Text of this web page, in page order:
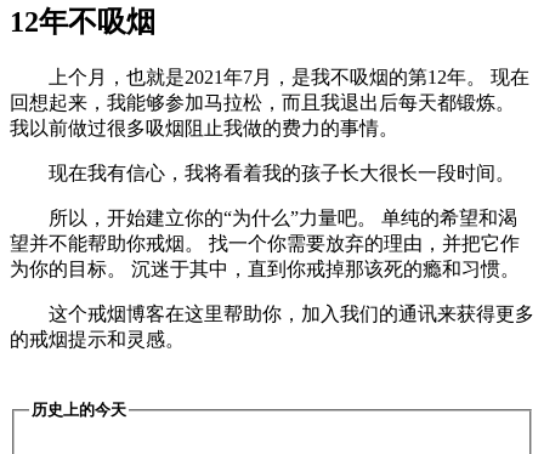
12年不吸烟
上个月，也就是2021年7月，是我不吸烟的第12年。 现在
回想起来，我能够参加马拉松，而且我退出后每天都锻炼。
我以前做过很多吸烟阻止我做的费力的事情。
现在我有信心，我将看着我的孩子长大很长一段时间。
所以，开始建立你的“为什么”力量吧。 单纯的希望和渴
望并不能帮助你戒烟。 找一个你需要放弃的理由，并把它作
为你的目标。 沉迷于其中，直到你戒掉那该死的瘾和习惯。
这个戒烟博客在这里帮助你，加入我们的通讯来获得更多
的戒烟提示和灵感。
历史上的今天